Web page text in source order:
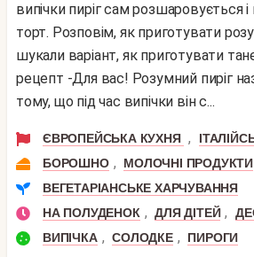
випічки пиріг сам розшаровується
торт. Розповім, як приготувати
шукали варіант, як приготувати
рецепт -Для вас! Розумний пиріг
тому, що під час випічки він с...
ЄВРОПЕЙСЬКА КУХНЯ ,
БОРОШНО , МОЛОЧНІ ПРОДУКТИ
ВЕГЕТАРІАНСЬКЕ ХАРЧУВАННЯ
НА ПОЛУДЕНОК , ДЛЯ ДІТЕЙ ,
ВИПІЧКА , СОЛОДКЕ , ПИРОГИ